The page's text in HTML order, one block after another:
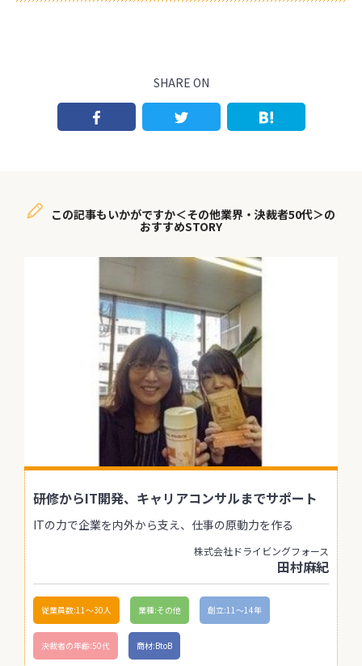
SHARE ON
この記事もいかがですか＜その他業界・決裁者50代＞の
おすすめSTORY
研修からIT開発、キャリアコンサルまでサポート
ITの力で企業を内外から支え、仕事の原動力を作る
株式会社ドライビングフォース
田村麻紀
従業員数:11〜30人 業種:その他 創立:11〜14年
決裁者の年齢:50代 商材:BtoB